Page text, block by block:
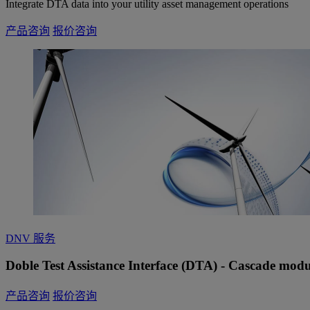
Integrate DTA data into your utility asset management operations
产品咨询 报价咨询
DNV 服务
Doble Test Assistance Interface (DTA) - Cascade
产品咨询 报价咨询